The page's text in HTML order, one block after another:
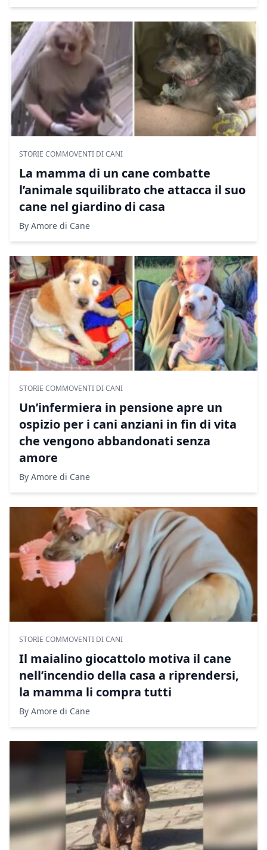
STORIE COMMOVENTI DI CANI
La mamma di un cane combatte
l’animale squilibrato che attacca il suo
cane nel giardino di casa
By Amore di Cane
STORIE COMMOVENTI DI CANI
Un’infermiera in pensione apre un
ospizio per i cani anziani in fin di vita
che vengono abbandonati senza
amore
By Amore di Cane
STORIE COMMOVENTI DI CANI
Il maialino giocattolo motiva il cane
nell’incendio della casa a riprendersi,
la mamma li compra tutti
By Amore di Cane